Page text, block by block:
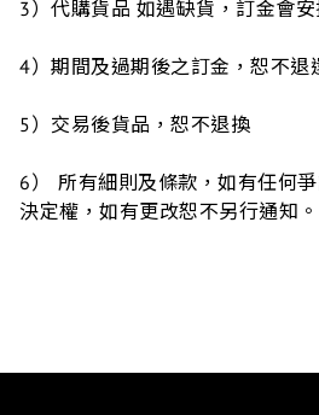
3）代購貨品 如遇缺貨，訂金會
4）期間及過期後之訂金，恕不退
5）交易後貨品，恕不退換
6）
所有細則及條款，如有任何
決定權，如有更改恕不另行通知。